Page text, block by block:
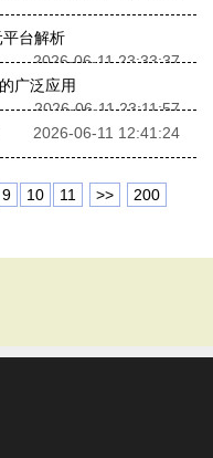
台解析
2026-06-11 23:33:37
广泛应用
2026-06-11 23:11:57
2026-06-11 12:41:24
9 10 11 >> 200